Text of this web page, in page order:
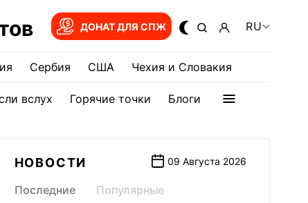
ДОНАТ ДЛЯ СПЖ RU
Сербия США Чехия и Словакия
вслух Горячие точки Блоги
НОВОСТИ 09 Августа 2026
Последние Популярные